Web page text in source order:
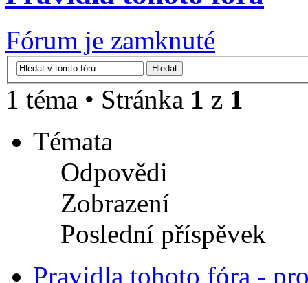
Fórum je zamknuté
1 téma • Stránka 1 z 1
Témata
Odpovědi
Zobrazení
Poslední příspěvek
Pravidla tohoto fóra -